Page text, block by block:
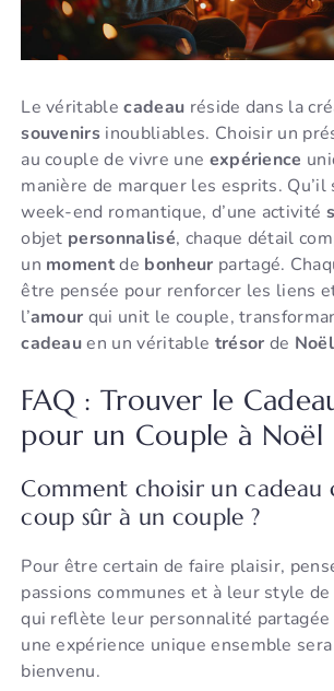
Le véritablecadeau réside dans la
souvenirs inoubliables. Choisir un
au couple de vivre une expérience
manière de marquer les esprits. Qu’il
week-end romantique, d’une activité
objet personnalisé, chaque détail
un momentde bonheur partagé.
être pensée pour renforcer les liens
l’amour qui unit le couple,
cadeauen un véritable trésor de Noël
FAQ : Trouver le
pour un Couple à Noël
Comment choisir un cadeau
coup sûr à un couple ?
Pour être certain de faire plaisir,
passions communes et à leur style de
qui reflète leur personnalité
une expérience unique ensemble
bienvenu.